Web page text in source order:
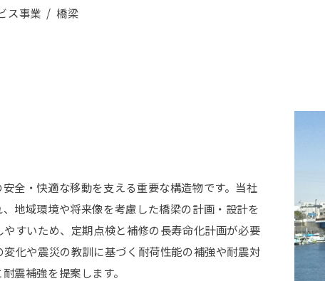
ス事業 橋梁
全・快適な移動を支える重要な構造物です。当社
地域環境や将来像を考慮した橋梁の計画・設計を
すいため、定期点検と補修の長寿命化計画が必要
化や震災の教訓に基づく耐荷性能の補強や耐震対
震補強を提案します。